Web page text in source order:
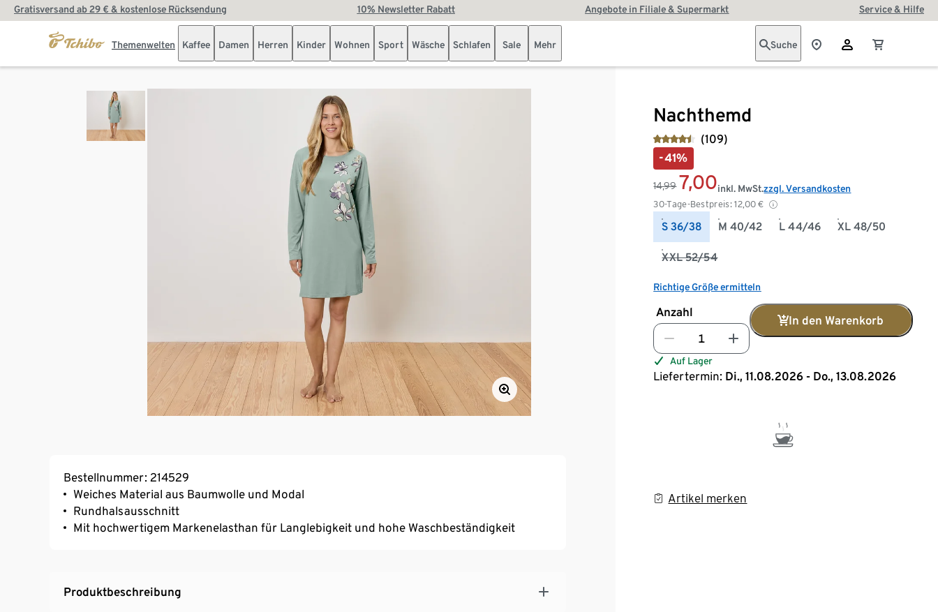
Gratisversand ab 29 € & kostenlose Rücksendung 10% Newsletter Rabatt Angebote in Filiale & Supermarkt Service & Hilfe
Themenwelten Kaffee Damen Herren Kinder Wohnen Sport Wäsche Schlafen Sale Mehr Suche
Nachthemd
(109)
-41%
14,99 7,00
30-Tage-Bestpreis: 12,00 €
inkl. MwSt.zzgl. Versandkosten
S 36/38 M 40/42 L 44/46 XL 48/50
XXL 52/54
Richtige Größe ermitteln
Anzahl
In den Warenkorb
Auf Lager
Liefertermin: Di., 11.08.2026 - Do., 13.08.2026
Artikel merken
Bestellnummer: 214529
Weiches Material aus Baumwolle und Modal
Rundhalsausschnitt
Mit hochwertigem Markenelasthan für Langlebigkeit und hohe Waschbeständigkeit
Produktbeschreibung